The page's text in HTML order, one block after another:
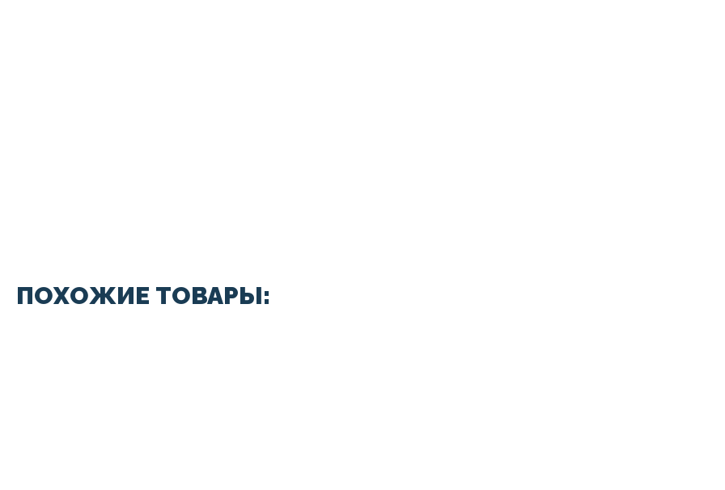
ПОХОЖИЕ ТОВАРЫ: